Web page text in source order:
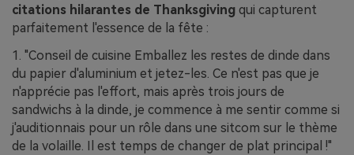
citations hilarantes de Thanksgiving qui capturent
parfaitement l'essence de la fête :
1. "Conseil de cuisine Emballez les restes de dinde dans
du papier d'aluminium et jetez-les. Ce n'est pas que je
n'apprécie pas l'effort, mais après trois jours de
sandwichs à la dinde, je commence à me sentir comme si
j'auditionnais pour un rôle dans une sitcom sur le thème
de la volaille. Il est temps de changer de plat principal !"